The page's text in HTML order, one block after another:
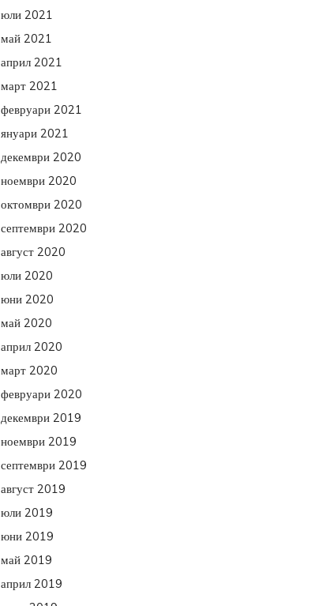
юли 2021
май 2021
април 2021
март 2021
февруари 2021
януари 2021
декември 2020
ноември 2020
октомври 2020
септември 2020
август 2020
юли 2020
юни 2020
май 2020
април 2020
март 2020
февруари 2020
декември 2019
ноември 2019
септември 2019
август 2019
юли 2019
юни 2019
май 2019
април 2019